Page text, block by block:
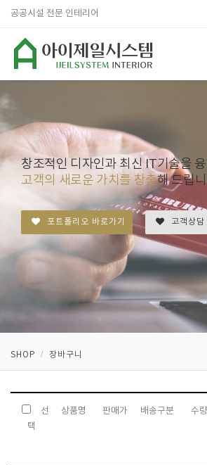
공공시설 전문 인테리어
창조적인 디자인과 최신 IT기술을
고객의 새로운 가치를 창출해 드립
포트폴리오 바로가기 고객상담
SHOP 장바구니
선
택
상품명 판매가 배송구분 수량